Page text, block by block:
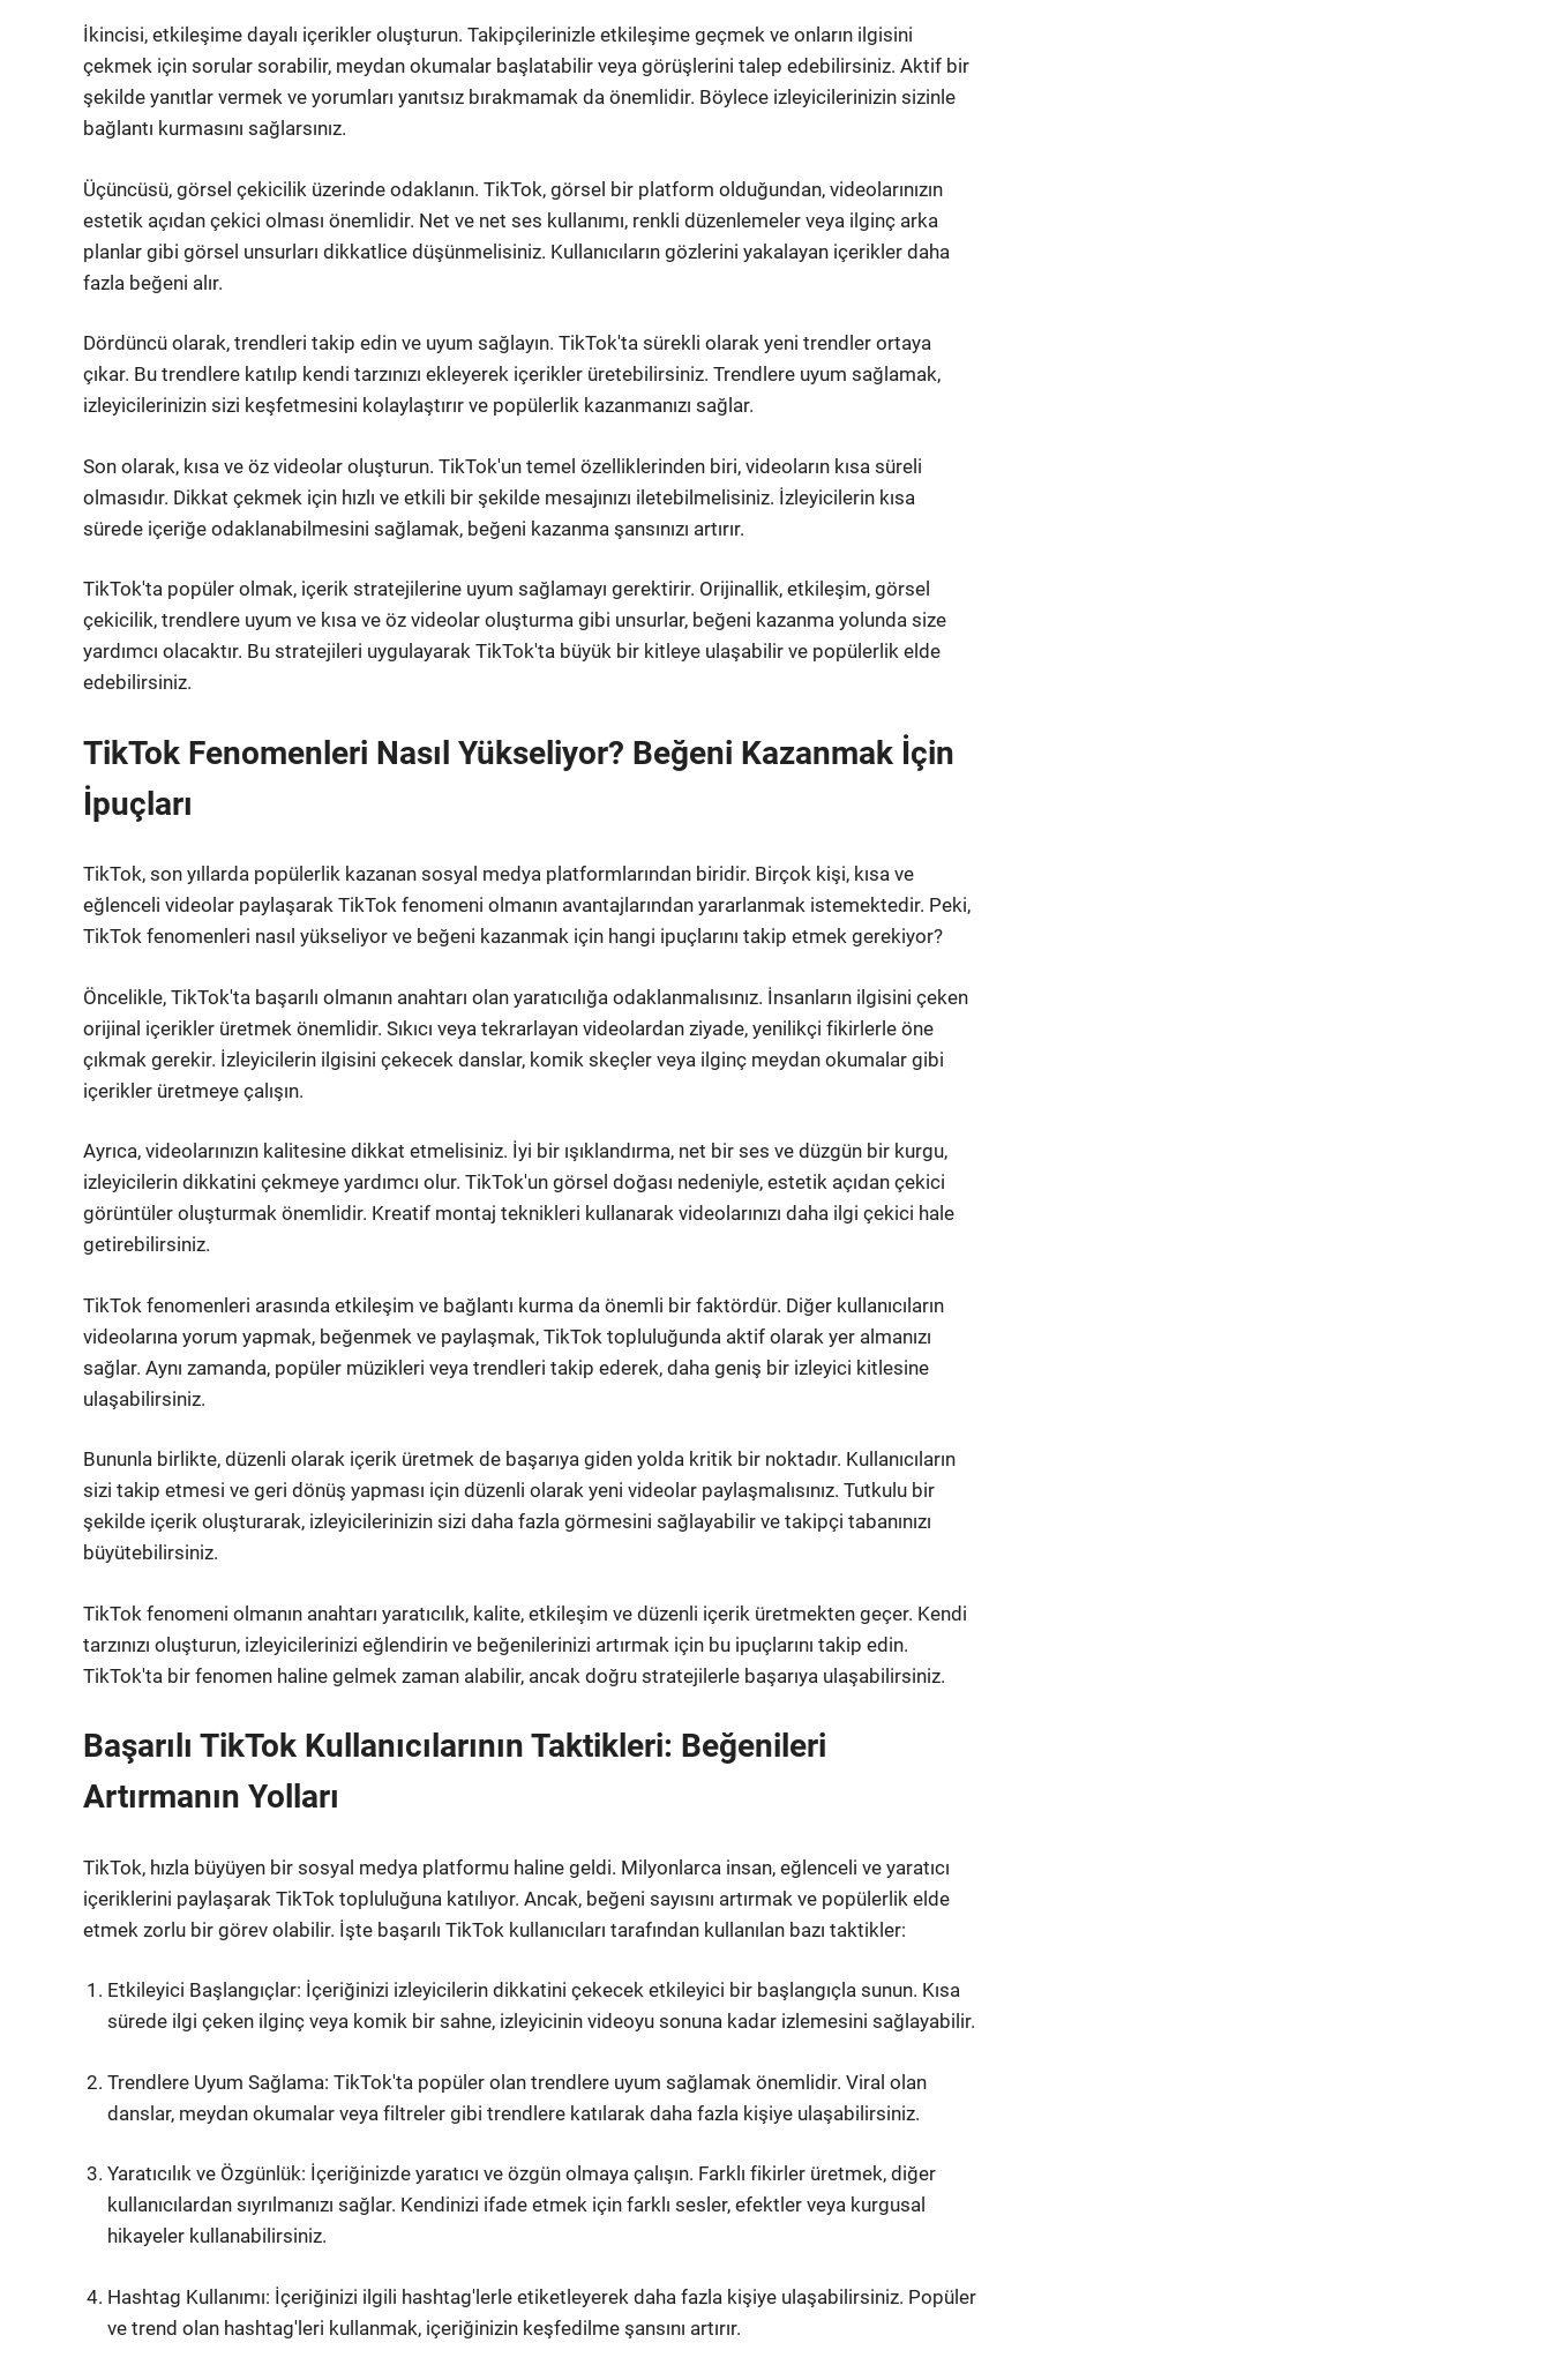
İkincisi, etkileşime dayalı içerikler oluşturun. Takipçilerinizle etkileşime geçmek ve onların ilgisini
çekmek için sorular sorabilir, meydan okumalar başlatabilir veya görüşlerini talep edebilirsiniz. Aktif bir
şekilde yanıtlar vermek ve yorumları yanıtsız bırakmamak da önemlidir. Böylece izleyicilerinizin sizinle
bağlantı kurmasını sağlarsınız.
Üçüncüsü, görsel çekicilik üzerinde odaklanın. TikTok, görsel bir platform olduğundan, videolarınızın
estetik açıdan çekici olması önemlidir. Net ve net ses kullanımı, renkli düzenlemeler veya ilginç arka
planlar gibi görsel unsurları dikkatlice düşünmelisiniz. Kullanıcıların gözlerini yakalayan içerikler daha
fazla beğeni alır.
Dördüncü olarak, trendleri takip edin ve uyum sağlayın. TikTok'ta sürekli olarak yeni trendler ortaya
çıkar. Bu trendlere katılıp kendi tarzınızı ekleyerek içerikler üretebilirsiniz. Trendlere uyum sağlamak,
izleyicilerinizin sizi keşfetmesini kolaylaştırır ve popülerlik kazanmanızı sağlar.
Son olarak, kısa ve öz videolar oluşturun. TikTok'un temel özelliklerinden biri, videoların kısa süreli
olmasıdır. Dikkat çekmek için hızlı ve etkili bir şekilde mesajınızı iletebilmelisiniz. İzleyicilerin kısa
sürede içeriğe odaklanabilmesini sağlamak, beğeni kazanma şansınızı artırır.
TikTok'ta popüler olmak, içerik stratejilerine uyum sağlamayı gerektirir. Orijinallik, etkileşim, görsel
çekicilik, trendlere uyum ve kısa ve öz videolar oluşturma gibi unsurlar, beğeni kazanma yolunda size
yardımcı olacaktır. Bu stratejileri uygulayarak TikTok'ta büyük bir kitleye ulaşabilir ve popülerlik elde
edebilirsiniz.
TikTok Fenomenleri Nasıl Yükseliyor? Beğeni Kazanmak İçin
İpuçları
TikTok, son yıllarda popülerlik kazanan sosyal medya platformlarından biridir. Birçok kişi, kısa ve
eğlenceli videolar paylaşarak TikTok fenomeni olmanın avantajlarından yararlanmak istemektedir. Peki,
TikTok fenomenleri nasıl yükseliyor ve beğeni kazanmak için hangi ipuçlarını takip etmek gerekiyor?
Öncelikle, TikTok'ta başarılı olmanın anahtarı olan yaratıcılığa odaklanmalısınız. İnsanların ilgisini çeken
orijinal içerikler üretmek önemlidir. Sıkıcı veya tekrarlayan videolardan ziyade, yenilikçi fikirlerle öne
çıkmak gerekir. İzleyicilerin ilgisini çekecek danslar, komik skeçler veya ilginç meydan okumalar gibi
içerikler üretmeye çalışın.
Ayrıca, videolarınızın kalitesine dikkat etmelisiniz. İyi bir ışıklandırma, net bir ses ve düzgün bir kurgu,
izleyicilerin dikkatini çekmeye yardımcı olur. TikTok'un görsel doğası nedeniyle, estetik açıdan çekici
görüntüler oluşturmak önemlidir. Kreatif montaj teknikleri kullanarak videolarınızı daha ilgi çekici hale
getirebilirsiniz.
TikTok fenomenleri arasında etkileşim ve bağlantı kurma da önemli bir faktördür. Diğer kullanıcıların
videolarına yorum yapmak, beğenmek ve paylaşmak, TikTok topluluğunda aktif olarak yer almanızı
sağlar. Aynı zamanda, popüler müzikleri veya trendleri takip ederek, daha geniş bir izleyici kitlesine
ulaşabilirsiniz.
Bununla birlikte, düzenli olarak içerik üretmek de başarıya giden yolda kritik bir noktadır. Kullanıcıların
sizi takip etmesi ve geri dönüş yapması için düzenli olarak yeni videolar paylaşmalısınız. Tutkulu bir
şekilde içerik oluşturarak, izleyicilerinizin sizi daha fazla görmesini sağlayabilir ve takipçi tabanınızı
büyütebilirsiniz.
TikTok fenomeni olmanın anahtarı yaratıcılık, kalite, etkileşim ve düzenli içerik üretmekten geçer. Kendi
tarzınızı oluşturun, izleyicilerinizi eğlendirin ve beğenilerinizi artırmak için bu ipuçlarını takip edin.
TikTok'ta bir fenomen haline gelmek zaman alabilir, ancak doğru stratejilerle başarıya ulaşabilirsiniz.
Başarılı TikTok Kullanıcılarının Taktikleri: Beğenileri
Artırmanın Yolları
TikTok, hızla büyüyen bir sosyal medya platformu haline geldi. Milyonlarca insan, eğlenceli ve yaratıcı
içeriklerini paylaşarak TikTok topluluğuna katılıyor. Ancak, beğeni sayısını artırmak ve popülerlik elde
etmek zorlu bir görev olabilir. İşte başarılı TikTok kullanıcıları tarafından kullanılan bazı taktikler:
Etkileyici Başlangıçlar: İçeriğinizi izleyicilerin dikkatini çekecek etkileyici bir başlangıçla sunun. Kısa
sürede ilgi çeken ilginç veya komik bir sahne, izleyicinin videoyu sonuna kadar izlemesini sağlayabilir.
Trendlere Uyum Sağlama: TikTok'ta popüler olan trendlere uyum sağlamak önemlidir. Viral olan
danslar, meydan okumalar veya filtreler gibi trendlere katılarak daha fazla kişiye ulaşabilirsiniz.
Yaratıcılık ve Özgünlük: İçeriğinizde yaratıcı ve özgün olmaya çalışın. Farklı fikirler üretmek, diğer
kullanıcılardan sıyrılmanızı sağlar. Kendinizi ifade etmek için farklı sesler, efektler veya kurgusal
hikayeler kullanabilirsiniz.
Hashtag Kullanımı: İçeriğinizi ilgili hashtag'lerle etiketleyerek daha fazla kişiye ulaşabilirsiniz. Popüler
ve trend olan hashtag'leri kullanmak, içeriğinizin keşfedilme şansını artırır.